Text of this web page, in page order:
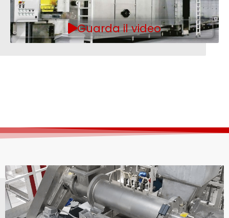
Guarda il video